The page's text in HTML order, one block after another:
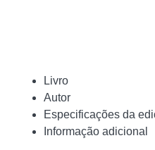
Livro
Autor
Especificações da
Informação adicional